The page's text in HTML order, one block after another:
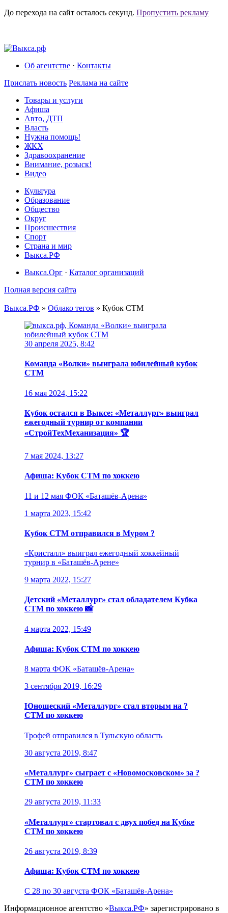
До перехода на сайт осталось секунд. Пропустить рекламу
Об агентстве · Контакты
Прислать новость Реклама на сайте
Товары и услуги
Афиша
Авто, ДТП
Власть
Нужна помощь!
ЖКХ
Здравоохранение
Внимание, розыск!
Видео
Культура
Образование
Общество
Округ
Происшествия
Спорт
Страна и мир
Выкса.РФ
Выкса.Орг · Каталог организаций
Полная версия сайта
Выкса.РФ » Облако тегов » Кубок СТМ
30 апреля 2025, 8:42
Команда «Волки» выиграла юбилейный кубок
СТМ
16 мая 2024, 15:22
Кубок остался в Выксе: «Металлург» выиграл
ежегодный турнир от компании
«СтройТехМеханизация» 🏆
7 мая 2024, 13:27
Афиша: Кубок СТМ по хоккею
11 и 12 мая ФОК «Баташёв-Арена»
1 марта 2023, 15:42
Кубок СТМ отправился в Муром ?
«Кристалл» выиграл ежегодный хоккейный
турнир в «Баташёв-Арене»
9 марта 2022, 15:27
Детский «Металлург» стал обладателем Кубка
СТМ по хоккею 📸
4 марта 2022, 15:49
Афиша: Кубок СТМ по хоккею
8 марта ФОК «Баташёв-Арена»
3 сентября 2019, 16:29
Юношеский «Металлург» стал вторым на ?
СТМ по хоккею
Трофей отправился в Тульскую область
30 августа 2019, 8:47
«Металлург» сыграет с «Новомосковском» за ?
СТМ по хоккею
29 августа 2019, 11:33
«Металлург» стартовал с двух побед на Кубке
СТМ по хоккею
26 августа 2019, 8:39
Афиша: Кубок СТМ по хоккею
С 28 по 30 августа ФОК «Баташёв-Арена»
Информационное агентство «Выкса.РФ» зарегистрировано в